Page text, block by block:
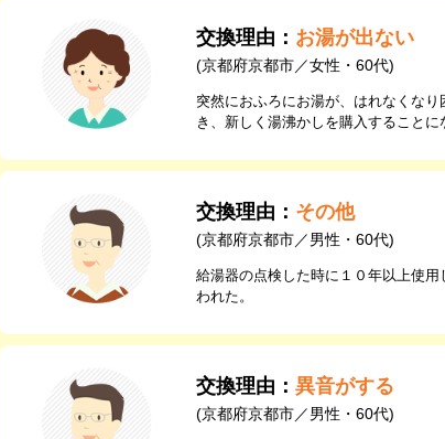
交換理由： お湯が出ない
(京都府京都市／女性・60代)
突然におふろにお湯が、はれなくな
き、新しく湯沸かしを購入することに
交換理由： その他
(京都府京都市／男性・60代)
給湯器の点検した時に１０年以上使
われた。
交換理由： 異音がする
(京都府京都市／男性・60代)